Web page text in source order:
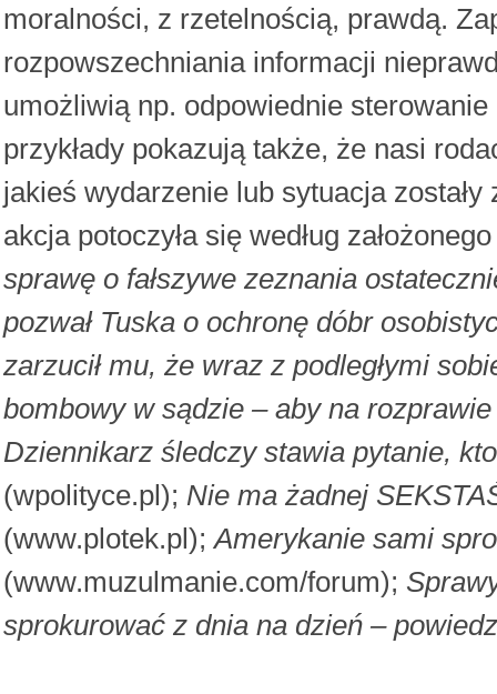
moralności, z rzetelnością, prawdą.
rozpowszechniania informacji
umożliwią np. odpowiednie
przykłady pokazują także, że nasi
jakieś wydarzenie lub sytuacja
akcja potoczyła się według
sprawę o fałszywe zeznania
pozwał Tuska o ochronę dóbr
zarzucił mu, że wraz z podległymi
bombowy w sądzie – aby na
Dziennikarz śledczy stawia pytanie,
(wpolityce.pl); Nie ma żadnej
(www.plotek.pl);Amerykanie sami
(www.muzulmanie.com/forum);
sprokurować z dnia na dzień –